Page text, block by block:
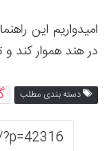
امیدواریم این
در هند هموار کند و
دسته بندی مطلب